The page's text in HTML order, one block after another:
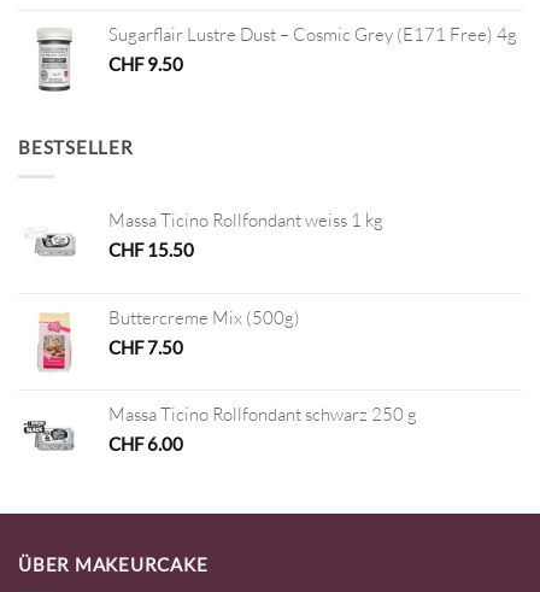
Sugarflair Lustre Dust – Cosmic Grey (E171 Free) 4g
CHF9.50
BESTSELLER
Massa Ticino Rollfondant weiss 1 kg
CHF15.50
Buttercreme Mix (500g)
CHF7.50
Massa Ticino Rollfondant schwarz 250 g
CHF6.00
ÜBER MAKEURCAKE